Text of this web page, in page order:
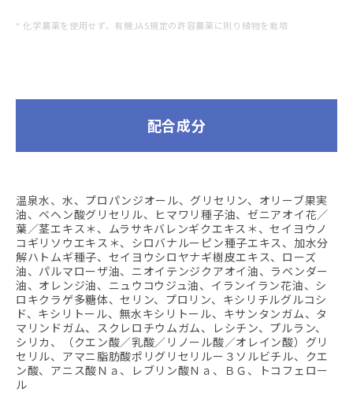
* 化学農薬を使用せず、有機JAS規定の許容農薬に則り植物を栽培
配合成分
温泉水、水、プロパンジオール、グリセリン、オリーブ果実
油、ベヘン酸グリセリル、ヒマワリ種子油、ゼニアオイ花／
葉／茎エキス＊、ムラサキバレンギクエキス＊、セイヨウノ
コギリソウエキス＊、シロバナルーピン種子エキス、加水分
解ハトムギ種子、セイヨウシロヤナギ樹皮エキス、ローズ
油、パルマローザ油、ニオイテンジクアオイ油、ラベンダー
油、オレンジ油、ニュウコウジュ油、イランイラン花油、シ
ロキクラゲ多糖体、セリン、プロリン、キシリチルグルコシ
ド、キシリトール、無水キシリトール、キサンタンガム、タ
マリンドガム、スクレロチウムガム、レシチン、プルラン、
シリカ、（クエン酸／乳酸／リノール酸／オレイン酸）グリ
セリル、アマニ脂肪酸ポリグリセリルー３ソルビチル、クエ
ン酸、アニス酸Ｎａ、レブリン酸Ｎａ、ＢＧ、トコフェロー
ル